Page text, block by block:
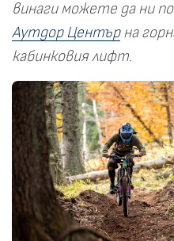
винаги можете да ни
Аутдор Центърна
кабинковия лифт.